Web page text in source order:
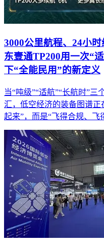
3000公里航程、24小
东壹通TP200用一次“
下“全能民用”的新定义
当“吨级”“适航”“长航时”
汇，低空经济的装备图谱
起来”，而是“飞得合规、飞